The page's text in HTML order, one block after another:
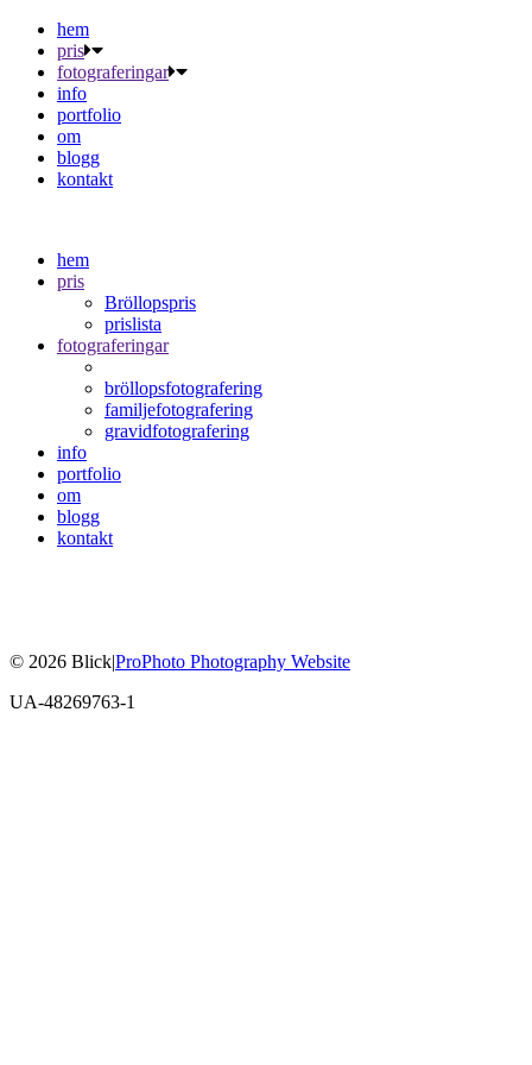
hem
pris
fotograferingar
info
portfolio
om
blogg
kontakt
hem
pris
Bröllopspris
prislista
fotograferingar
bröllopsfotografering
familjefotografering
gravidfotografering
info
portfolio
om
blogg
kontakt
© 2026 Blick|ProPhoto Photography Website
UA-48269763-1